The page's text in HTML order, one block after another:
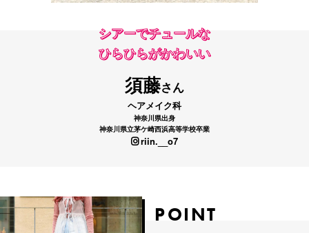
シアーでチュールな
ひらひらがかわいい
須藤さん
ヘアメイク科
神奈川県出身
神奈川県立茅ケ崎西浜高等学校卒業
riin.__o7
POINT
POINT